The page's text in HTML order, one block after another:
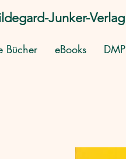
Junker-Verlag
Bücher eBooks DMP